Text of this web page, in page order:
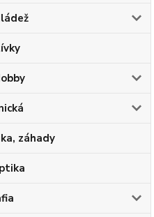
záhady